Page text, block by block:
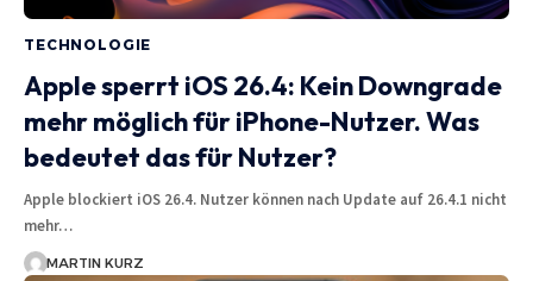
TECHNOLOGIE
Apple sperrt iOS 26.4: Kein Downgrade
mehr möglich für iPhone-Nutzer. Was
bedeutet das für Nutzer?
Apple blockiert iOS 26.4. Nutzer können nach Update auf 26.4.1 nicht
mehr…
MARTIN KURZ